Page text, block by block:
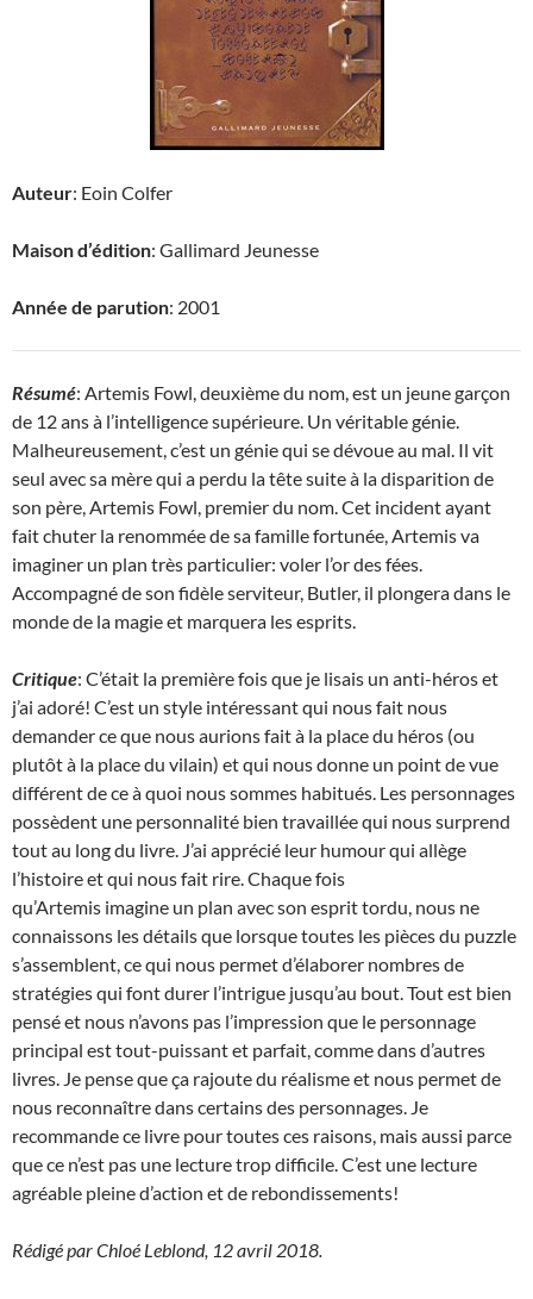
Auteur: Eoin Colfer
Maison d’édition: Gallimard Jeunesse
Année de parution: 2001
Résumé: Artemis Fowl, deuxième du nom, est un jeune garçon
de 12 ans à l’intelligence supérieure. Un véritable génie.
Malheureusement, c’est un génie qui se dévoue au mal. Il vit
seul avec sa mère qui a perdu la tête suite à la disparition de
son père, Artemis Fowl, premier du nom. Cet incident ayant
fait chuter la renommée de sa famille fortunée, Artemis va
imaginer un plan très particulier: voler l’or des fées.
Accompagné de son fidèle serviteur, Butler, il plongera dans le
monde de la magie et marquera les esprits.
Critique: C’était la première fois que je lisais un anti-héros et
j’ai adoré! C’est un style intéressant qui nous fait nous
demander ce que nous aurions fait à la place du héros (ou
plutôt à la place du vilain) et qui nous donne un point de vue
différent de ce à quoi nous sommes habitués. Les personnages
possèdent une personnalité bien travaillée qui nous surprend
tout au long du livre. J’ai apprécié leur humour qui allège
l’histoire et qui nous fait rire. Chaque fois
qu’Artemis imagine un plan avec son esprit tordu, nous ne
connaissons les détails que lorsque toutes les pièces du puzzle
s’assemblent, ce qui nous permet d’élaborer nombres de
stratégies qui font durer l’intrigue jusqu’au bout. Tout est bien
pensé et nous n’avons pas l’impression que le personnage
principal est tout-puissant et parfait, comme dans d’autres
livres. Je pense que ça rajoute du réalisme et nous permet de
nous reconnaître dans certains des personnages. Je
recommande ce livre pour toutes ces raisons, mais aussi parce
que ce n’est pas une lecture trop difficile. C’est une lecture
agréable pleine d’action et de rebondissements!
Rédigé par Chloé Leblond, 12 avril 2018.